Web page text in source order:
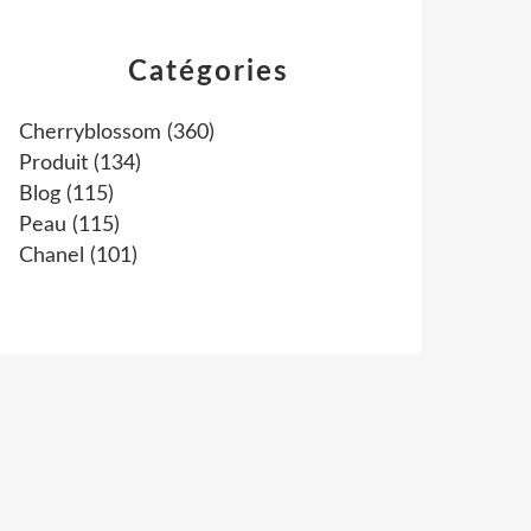
Catégories
Cherryblossom (360)
Produit (134)
Blog (115)
Peau (115)
Chanel (101)